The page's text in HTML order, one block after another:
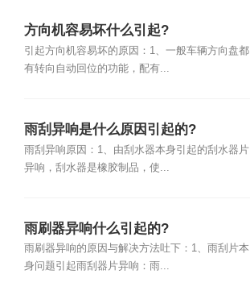
方向机容易坏什么引起?
引起方向机容易坏的原因：1、一般车辆方向盘都
有转向自动回位的功能，配有...
雨刮异响是什么原因引起的?
雨刮异响原因：1、由刮水器本身引起的刮水器片
异响，刮水器是橡胶制品，使...
雨刷器异响什么引起的?
雨刷器异响的原因与解决方法吐下：1、雨刮片本
身问题引起雨刮器片异响：雨...